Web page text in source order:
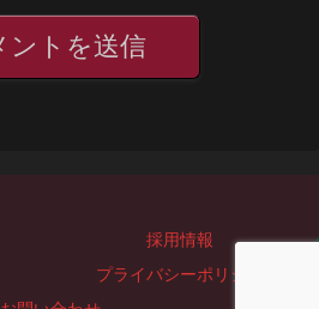
採用情報
プライバシーポリシー